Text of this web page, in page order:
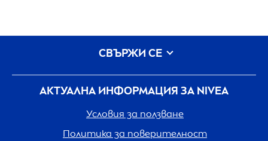
АКТУАЛНА ИНФОРМАЦИЯ ЗА NIVEA
Условия за ползване
Политика за поверителност
СВЪРЖИ СЕ